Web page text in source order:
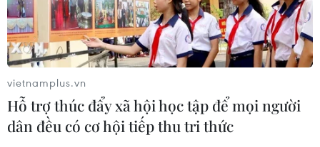
Kinh tế khu vực Eurozone có dấu hiệu
ngừng giảm tốc trong quý 1
30/04/2019 13:44
Cơ quan thống kê Liên minh châu Âu (EU) - Eurostat
công bố số liệu sơ bộ cho hay kinh tế Eurozone trong
vietnamplus.vn
Hỗ trợ thúc đẩy xã hội học tập để mọi người
dân đều có cơ hội tiếp thu tri thức